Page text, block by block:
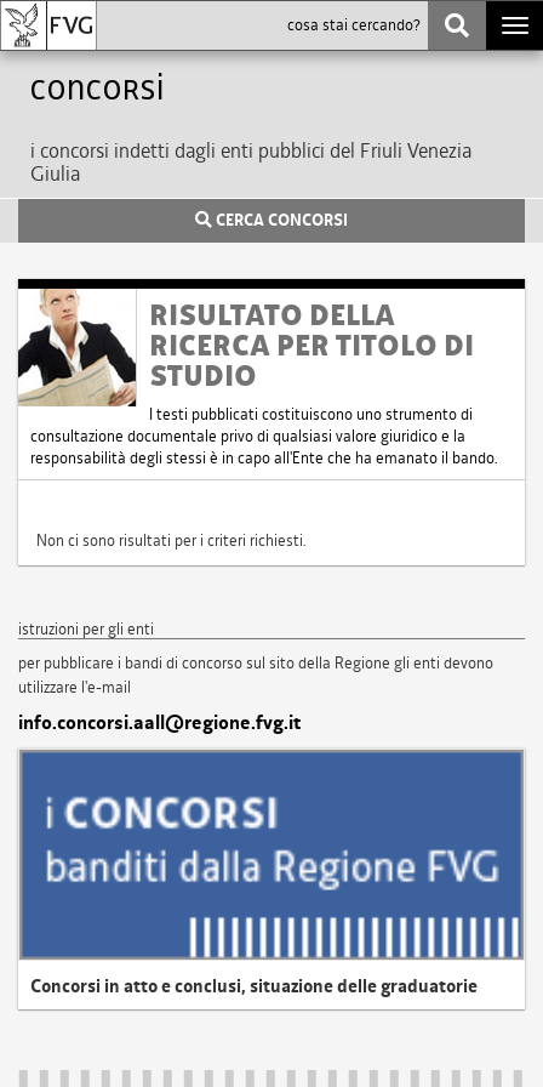
Concorsi
i concorsi indetti dagli enti pubblici del Friuli Venezia
Giulia
CERCA CONCORSI
RISULTATO DELLA
RICERCA PER TITOLO DI
STUDIO
I testi pubblicati costituiscono uno strumento di
consultazione documentale privo di qualsiasi valore giuridico e la
responsabilità degli stessi è in capo all'Ente che ha emanato il bando.
Non ci sono risultati per i criteri richiesti.
istruzioni per gli enti
per pubblicare i bandi di concorso sul sito della Regione gli enti devono
utilizzare l'e-mail
info.concorsi.aall@regione.fvg.it
Concorsi in atto e conclusi, situazione delle graduatorie